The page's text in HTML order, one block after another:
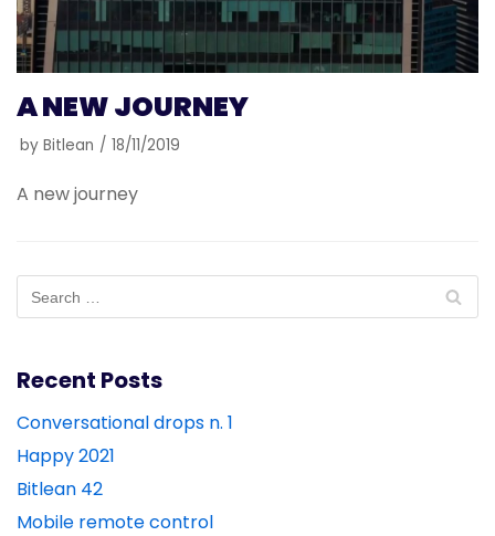
A NEW JOURNEY
by Bitlean 18/11/2019
A new journey
Recent Posts
Conversational drops n. 1
Happy 2021
Bitlean 42
Mobile remote control